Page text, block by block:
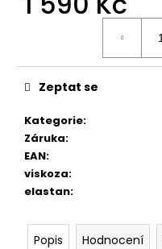
Kategorie:
Záruka:
EAN:
viskoza:
elastan:
Zeptat se
Popis Hodnocení